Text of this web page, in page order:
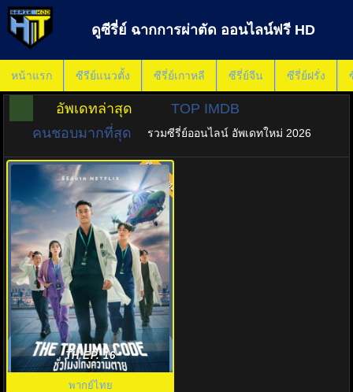
ดูซีรี่ย์ ฉากการผ่าตัด ออนไลน์ฟรี HD
หน้าแรก ซีรีย์แนวตั้ง ซีรี่ย์เกาหลี ซีรี่ย์จีน ซีรี่ย์ฝรั่ง
อัพเดทล่าสุด
TOP IMDB
คนชอบมากที่สุด
รวมซีรี่ย์ออนไลน์ อัพเดทใหม่ 2026
ชั่วโมงโกงความตาย (2025) The
Trauma Code พากย์ไทย EP.1-8
พากย์ไทย
TH EP. 16
พากย์ไทย